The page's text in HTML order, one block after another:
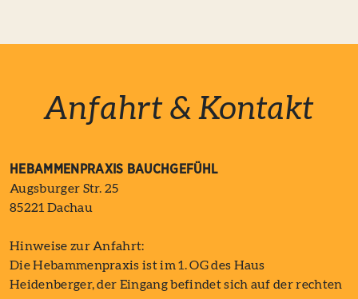
Anfahrt & Kontakt
HEBAMMENPRAXIS BAUCHGEFÜHL
Augsburger Str. 25
85221 Dachau
Hinweise zur Anfahrt:
Die Hebammenpraxis ist im 1. OG des Haus
Heidenberger, der Eingang befindet sich auf der rechten